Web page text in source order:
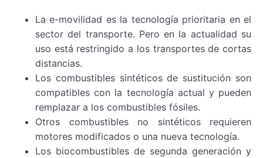
La e-movilidad es la tecnología prioritaria en el
sector del transporte. Pero en la actualidad su
uso está restringido a los transportes de cortas
distancias.
Los combustibles sintéticos de sustitución son
compatibles con la tecnología actual y pueden
remplazar a los combustibles fósiles.
Otros combustibles no sintéticos requieren
motores modificados o una nueva tecnología.
Los biocombustibles de segunda generación y